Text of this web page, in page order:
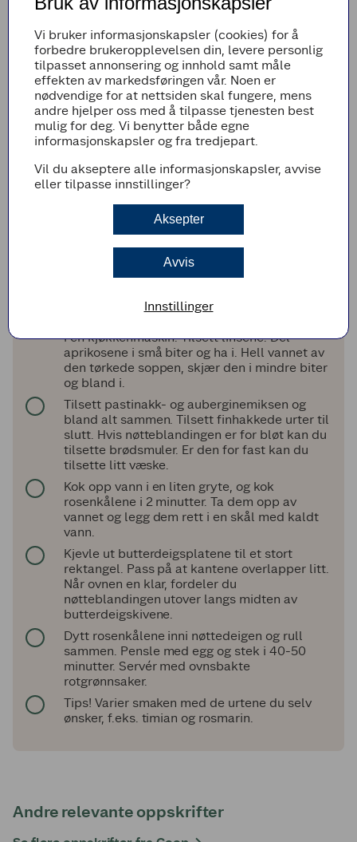
Skyll linsene i kaldt rennende vann og kok
dem møre i ca 15 minutter. Sil av og avkjøl.
Bløtlegg tørket steinsopp i ca. 20 minutter i
varmt vann.
Skjær aubergine og ­squash i ca. 1 cm store ­
terninger. Spre dem utover på et fat og salt
dem lett. Dette ­trekker ut ­vannet. La dem
ligge i ca. 20 minutter.
Kjør pastinakk, stangselleri, løk og sopp til
små biter i en kjøkken­maskin. Varm oljen i en
panne, og tilsett grønnsaksbitene og
krydderet. La det steke i ca. 10 minutter.
Hell vannet av aubergin- og
squashterningene, og børst av saltet så godt
i en kjøkkenmaskin. Tilsett ­linsene. Del
aprikosene i små biter og ha i. Hell vannet av
den tørkede soppen, skjær den i mindre biter
og bland i.
Tilsett pastinakk- og ­auberginemiksen og
bland alt sammen. Tilsett finhakkede urter til
slutt. Hvis nøtteblandingen er for bløt kan du
tilsette brødsmuler. Er den for fast kan du
tilsette litt væske.
Kok opp vann i en liten gryte, og kok
rosenkålene i 2 minutter. Ta dem opp av
vannet og legg dem rett i en skål med kaldt
vann.
Kjevle ut butterdeigsplatene til et stort
rektangel. Pass på at kantene overlapper litt.
Når ovnen en klar, fordeler du
nøtteblandingen utover langs midten av
butterdeigskivene.
Dytt rosenkålene inni nøttedeigen og rull
sammen. Pensle med egg og stek i 40-50
minutter. Servér med ovnsbakte
rotgrønnsaker.
Tips! Varier smaken med de urtene du selv
ønsker, f.eks. timian og rosmarin.
Andre relevante oppskrifter
Vi bruker informasjonskapsler (cookies) for å
forbedre brukeropplevelsen din, levere personlig
tilpasset annonsering og innhold samt måle
effekten av markedsføringen vår. Noen er
nødvendige for at nettsiden skal fungere, mens
andre hjelper oss med å tilpasse tjenesten best
mulig for deg. Vi benytter både egne
informasjonskapsler og fra tredjepart.
Vil du akseptere alle informasjonskapsler, avvise
eller tilpasse innstillinger?
Aksepter
Avvis
Innstillinger